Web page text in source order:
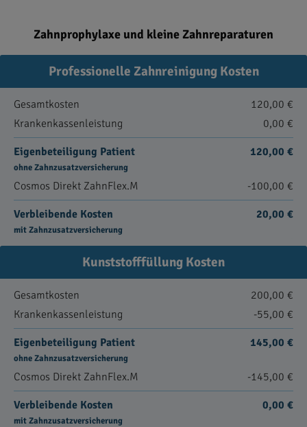
Zahnprophylaxe und kleine Zahnreparaturen
Professionelle Zahnreinigung Kosten
Gesamtkosten
120,00 €
Krankenkassenleistung
0,00 €
Eigenbeteiligung Patient
ohne Zahnzusatzversicherung
120,00 €
Cosmos Direkt ZahnFlex.M -100,00 €
Verbleibende Kosten
mit Zahnzusatzversicherung
20,00 €
Kunststofffüllung Kosten
Gesamtkosten
200,00 €
Krankenkassenleistung
-55,00 €
Eigenbeteiligung Patient
ohne Zahnzusatzversicherung
145,00 €
Cosmos Direkt ZahnFlex.M -145,00 €
Verbleibende Kosten
mit Zahnzusatzversicherung
0,00 €